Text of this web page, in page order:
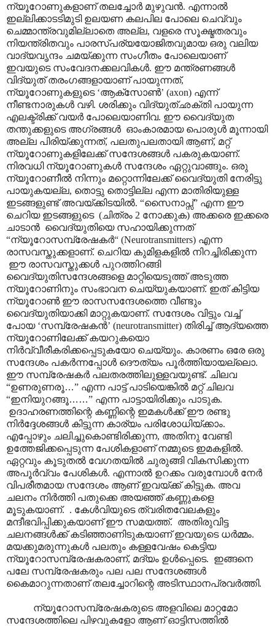
ന്യൂറോണുകളാണ് തലച്ചോർ മുഴുവൻ. എന്നാൽ
ഇല്ലിക്കാടടിമുടി ഉലയണ കലപില പോലെ ചെവ്വും
ചെമ്മാന്ത്രവുമില്ലാതെ അല്ല, വളരെ സൂക്ഷ്മതരവും
നിയന്ത്രിതവും പാരസ്പര്യയോജിതവുമായ ഒരു വലിയ
വാദ്യവൃന്ദം ചമയ്ക്കുന്ന സംഗീതം പോലെയാണ്
ഇവയുടെ സംവേദനക്കലവികൾ. ഈ മന്ത്രണങ്ങൾ
വിദ്യുത് തരംഗങ്ങളായാണ് പായുന്നത്,
ന്യൂറോണുകളുടെ ‘ആക്സോൺ’ (axon) എന്ന്
നീണ്ടനാരുകൾ വഴി. ശരിക്കും വിദ്യുത്ഛക്തി പായുന്ന
എലക്ട്രിക്ക് വയർ പോലെയാണിവ. ഈ വൈദ്യുത
തന്തുക്കളുടെ അഗ്രങ്ങൾ ഓംകാരമായ പൊരുൾ മൂന്നായി
അല്ല പിരിയ്ക്കുന്നത്, പലതുപലതായി ആണ്, മറ്റ്
ന്യൂറോണുകളിലേക്ക് സന്ദേശങ്ങൾ പകരുകയാണ്.
നിരവധി ന്യൂറോണുകൾ സന്ദേശം ഏറ്റുവാങ്ങും. ഒരു
ന്യൂറോണീൽ നിന്നും മറ്റൊന്നിലേക്ക് വൈദ്യുതി നേരിട്ടു
പായുകയല്ല, തൊട്ടു തൊട്ടില്ല എന്ന മാതിരിയുള്ള
ഇടങ്ങളുണ്ട് അവയ്ക്കിടയിൽ. “സൈനാപ്സ്” എന്ന ഈ
ചെറിയ ഇടങ്ങളുടെ (ചിത്രം 2 നോക്കുക) അക്കരെ ഇക്കരെ
ചാടാൻ വൈദ്യുതിയെ സഹായിക്കുന്നത്
“ന്യൂറോസമ്പ്രേഷകർ“ (Neurotransmitters) എന്ന
രാസവസ്തുക്കളാണ്. ചെറിയ കുമിളകളിൽ നിറച്ചിരിക്കുന്ന
ഈ രാസവസ്തുക്കൾ പുറത്തിറങ്ങി
വൈദ്യുതിസന്ദേശങ്ങളെ മാറ്റിയെടുത്ത് അടുത്ത
ന്യൂറോണിനും സംഭാവന ചെയ്യുകയാണ്. ഇത് കിട്ടിയ
ന്യൂറോൺ ഈ രാസസന്ദേശത്തെ വീണ്ടും
വൈദ്യുതിയാക്കി മാറ്റുകയാണ്. സന്ദേശം വിട്ടും വച്ച്
പോയ ‘സമ്പ്രേഷകൻ’ (neurotransmitter) തിരിച്ച് ആദ്യത്തെ
ന്യൂറോണിലേക്ക് കയറുകയൊ
നിർവ്വീരീകരിക്കപ്പെടുകയോ ചെയ്യും. കാരണം ഒരേ ഒരു
സന്ദേശം പകർന്നപ്പോൾ ദൌത്യം പൂർത്തിയായല്ലൊ.
ഈ സമ്പ്രേഷകർ പലതരത്തിലുള്ളവയുണ്ട്. ചിലവ
“ഉണരുണരൂ…” എന്ന പാട്ട് പാടിയെങ്കിൽ മറ്റ് ചിലവ
“ഇനിയുറങ്ങൂ……” എന്ന പാട്ടായിരിക്കും പാടുക.
ഉദാഹരണത്തിന്റെ കണ്ണിന്റെ ഇമകൾക്ക് ഈ രണ്ടു
നിർദ്ദേശങ്ങൾ കിട്ടുന്ന കാര്യം പരിശോധിയ്ക്കാം.
എപ്പോഴും ചലിച്ചുകൊണ്ടിരിക്കുന്ന, അതിനു വേണ്ടി
ഉത്തേജിക്കപ്പെടുന്ന പേശികളാണ് നമ്മുടെ ഇമകളിൽ.
ഏറ്റവും കൂടുതൽ വേഗതയിൽ ചുരുങ്ങി വികസിക്കുന്ന
അപൂർവ്വം പേശികൾ. എന്നാൽ ഉറക്കം വരുമ്പോൾ നേർ
വിപരീതമായ സന്ദേശം ആണ് ഇവയ്ക്ക് കിട്ടുക. അവ
ചലനം നിർത്തി പതുക്കെ അയഞ്ഞ് കണ്ണുകളെ
മൂടുകയാണ്. . കേൾവിയുടെ ത്വരിതവേലകളും
മന്ദീഭവിപ്പിക്കുകയാണ് ഈ സമയത്ത്. അതിരുവിട്ട
ചലനങ്ങൾക്ക് കടിഞ്ഞാണിടുകയാണ് ഇവയുടെ ധർമ്മം.
മയക്കുമരുന്നുകൾ പലതും കള്ളവേഷം കെട്ടിയ
ന്യൂറോസമ്പ്രേഷകരാണ്, മദ്യം ഉൾപ്പെടെ. ഇങ്ങനെ
പലേ സമ്പ്രേഷകരും പല പല സന്ദേശങ്ങൾ
കൈമാറുന്നതാണ് തലച്ചോറിന്റെ അടിസ്ഥാനപ്രവർത്തി.
ന്യൂറോസമ്പ്രേഷകരുടെ അളവിലെ മാറ്റമോ
സന്ദേശത്തിലെ പിഴവുകളോ ആണ് ഓട്ടിസത്തിൽ